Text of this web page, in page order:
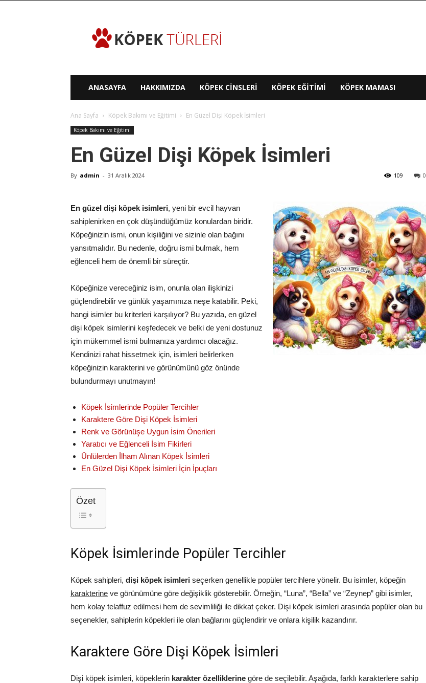
Türleri
ANASAYFA HAKKIMIZDA KÖPEK CINSLERI KÖPEK EĞITIMI KÖPEK MAMASI
Ana Sayfa Köpek Bakımı ve Eğitimi En Güzel Dişi Köpek İsimleri
Köpek Bakımı ve Eğitimi
En Güzel Dişi Köpek İsimleri
By admin - 31 Aralık 2024 0
109
En güzel dişi köpek isimleri, yeni bir evcil hayvan
sahiplenirken en çok düşündüğümüz konulardan biridir.
Köpeğinizin ismi, onun kişiliğini ve sizinle olan bağını
yansıtmalıdır. Bu nedenle, doğru ismi bulmak, hem
eğlenceli hem de önemli bir süreçtir.
Köpeğinize vereceğiniz isim, onunla olan ilişkinizi
güçlendirebilir ve günlük yaşamınıza neşe katabilir. Peki,
hangi isimler bu kriterleri karşılıyor? Bu yazıda, en güzel
dişi köpek isimlerini keşfedecek ve belki de yeni dostunuz
için mükemmel ismi bulmanıza yardımcı olacağız.
Kendinizi rahat hissetmek için, isimleri belirlerken
köpeğinizin karakterini ve görünümünü göz önünde
bulundurmayı unutmayın!
Köpek İsimlerinde Popüler Tercihler
Karaktere Göre Dişi Köpek İsimleri
Renk ve Görünüşe Uygun İsim Önerileri
Yaratıcı ve Eğlenceli İsim Fikirleri
Ünlülerden İlham Alınan Köpek İsimleri
En Güzel Dişi Köpek İsimleri İçin İpuçları
Özet
Köpek İsimlerinde Popüler Tercihler
Köpek sahipleri, dişi köpek isimleri seçerken genellikle popüler tercihlere yönelir. Bu isimler, köpeğin
karakterine ve görünümüne göre değişiklik gösterebilir. Örneğin, “Luna”, “Bella” ve “Zeynep” gibi isimler,
hem kolay telaffuz edilmesi hem de sevimliliği ile dikkat çeker. Dişi köpek isimleri arasında popüler olan bu
seçenekler, sahiplerin köpekleri ile olan bağlarını güçlendirir ve onlara kişilik kazandırır.
Karaktere Göre Dişi Köpek İsimleri
Dişi köpek isimleri, köpeklerin karakter özelliklerine göre de seçilebilir. Aşağıda, farklı karakterlere sahip